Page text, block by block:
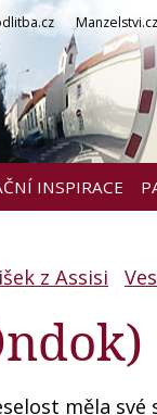
Manzelstvi.cz
INSPIRACE
z Assisi
měla